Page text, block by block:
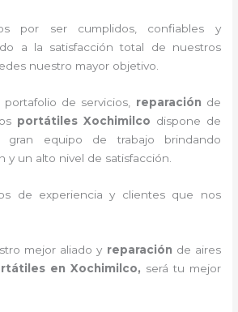
por ser cumplidos, confiables y
a la satisfacción total de nuestros
nuestro mayor objetivo.
de servicios, reparación de
portátiles Xochimilco dispone de
gran equipo de trabajo brindando
y un alto nivel de satisfacción.
de experiencia y clientes que nos
mejor aliado y reparación de aires
en Xochimilco, será tu mejor